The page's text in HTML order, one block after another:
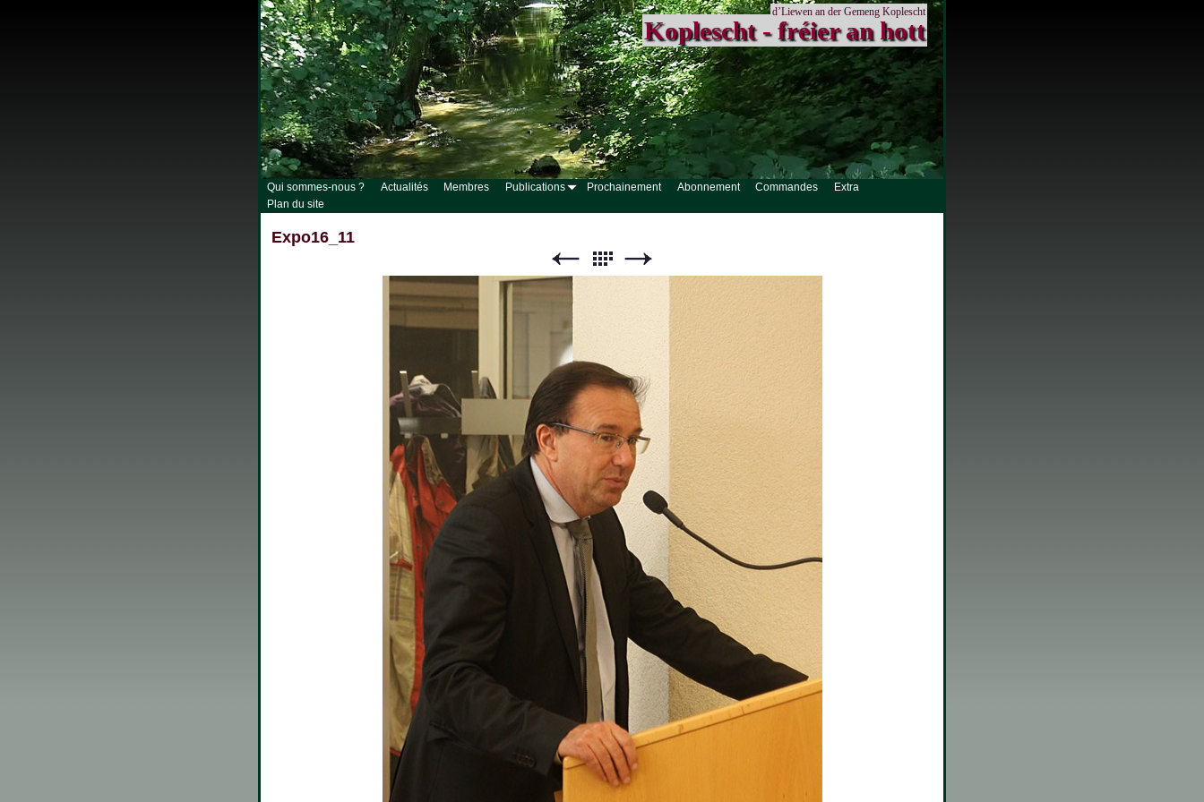
Koplescht - fréier an hott
d’Liewen an der Gemeng Koplescht
Qui sommes-nous ? Actualités Membres Publications Prochainement Abonnement Commandes
Extra
Plan du site
Expo16_11